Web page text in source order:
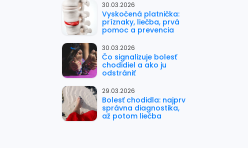
30.03.2026
Vyskočená platnička:
príznaky, liečba, prvá
pomoc a prevencia
30.03.2026
Čo signalizuje bolesť
chodidiel a ako ju
odstrániť
29.03.2026
Bolesť chodidla: najprv
správna diagnostika,
až potom liečba